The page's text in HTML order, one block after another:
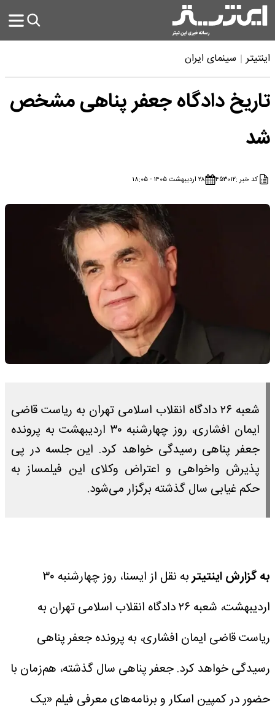
اینتیتر سینمای ایران
تاریخ دادگاه جعفر پناهی مشخص
شد
کد خبر :۴۵۳۰۱۲ ۲۸ اردیبهشت ۱۴۰۵ - ۱۸:۰۵
شعبه ۲۶ دادگاه انقلاب اسلامی تهران به ریاست قاضی
ایمان افشاری، روز چهارشنبه ۳۰ اردیبهشت به پرونده
جعفر پناهی رسیدگی خواهد کرد. این جلسه در پی
پذیرش واخواهی و اعتراض وکلای این فیلمساز به
حکم غیابی سال گذشته برگزار می‌شود.
به گزارش اینتیتر
به نقل از ایسنا، روز چهارشنبه ۳۰
اردیبهشت، شعبه ۲۶ دادگاه انقلاب اسلامی تهران به
ریاست قاضی ایمان افشاری، به پرونده جعفر پناهی
رسیدگی خواهد کرد.جعفر پناهی سال گذشته، هم‌زمان با
حضور در کمپین اسکار و برنامه‌های معرفی فیلم «یک